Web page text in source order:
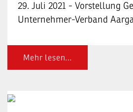
29. Juli 2021 - Vorstellung
Unternehmer-Verband
Mehr lesen…